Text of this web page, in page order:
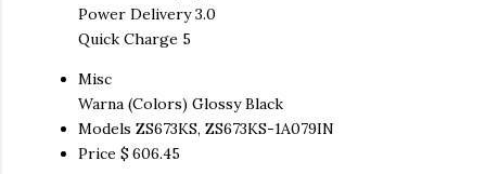
Power Delivery 3.0
Quick Charge 5
Misc
Warna (Colors) Glossy Black
Models ZS673KS, ZS673KS-1A079IN
Price $ 606.45